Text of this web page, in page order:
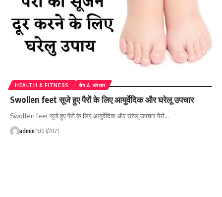
HEALTH & FITNESS रोग & उपचार
Swollen feet सूजे हुए पैरों के लिए आयुर्वेदिक और घरेलू उपचार
Swollen feet सूजे हुए पैरों के लिए आयुर्वेदिक और घरेलू उपचार पैरों…
admin19/03/2021